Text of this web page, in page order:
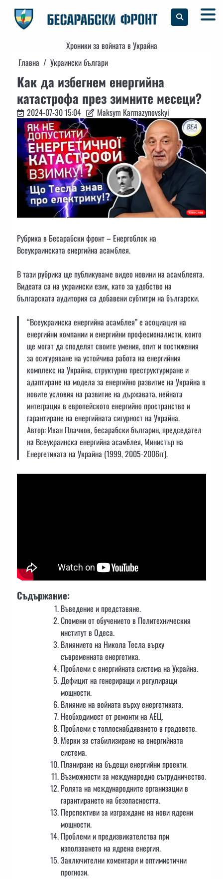
content
Хроники за войната в Украйна
Главна
Украински българи
Как да избегнем енергийна
катастрофа през зимните месеци?
2024-07-30 15:04 Maksym Karmazynovskyi
Рубрика в Бесарабски фронт – Енергоблок на
Всеукраинската енергийна асамблея.
В тази рубрика ще публикуваме видео новини на асамблеята.
Видеата са на украински език, като за удобство на
българската аудитория са добавени субтитри на български.
“Всеукраинска енергийна асамблея” е асоциация на
енергийни компании и енергийни професионалисти, които
ще могат да споделят своите умения, опит и постижения
за осигуряване на устойчива работа на енергийния
комплекс на Украйна, структурно преструктуриране и
адаптиране на модела за енергийно развитие на Украйна в
новите условия на развитие на държавата, нейната
интеграция в европейското енергийно пространство и
гарантиране на енергийната сигурност на Украйна.
Автор: Иван Плачков, бесарабски българин, председател
на Всеукраинска енергийна асамблея, Министър на
Енергетиката на Украйна (1999, 2005-2006гг).
Съдържание:
Въведение и представяне.
Спомени от обучението в Политехническия
институт в Одеса.
Влиянието на Никола Тесла върху
съвременната енергетика.
Проблеми с енергийната система на Украйна.
Дефицит на генериращи и регулиращи
мощности.
Влияние на войната върху енергетиката.
Необходимост от ремонти на АЕЦ.
Проблеми с топлоснабдяването в градовете.
Мерки за стабилизиране на енергийната
система.
Планиране на бъдещи енергийни проекти.
Възможности за международно сътрудничество.
Ролята на международните организации в
гарантирането на безопасността.
Перспективи за изграждане на нови ядрени
мощности.
Проблеми и предизвикателства при
използването на ядрена енергия.
Заключителни коментари и оптимистични
прогнози.